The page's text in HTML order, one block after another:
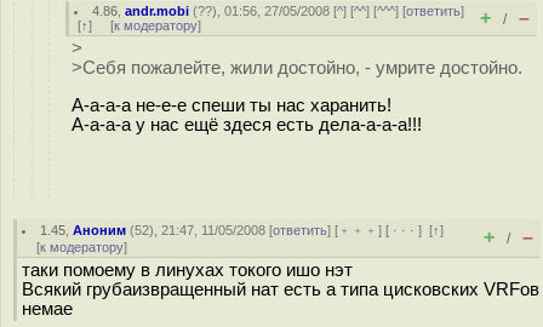
4.86 ,andr.mobi (??), 01:56, 27/05/2008 [^] [^^] [^^^] [ответить]
[↑] [к модератору] + / –
>
>Себя пожалейте, жили достойно, - умрите достойно.
А-а-а-а не-е-е спеши ты нас харанить!
А-а-а-а у нас ещё здеся есть дела-а-а-а!!!
1.45 ,Аноним (52), 21:47, 11/05/2008 [ответить] [ ﹢﹢﹢] [ · · ·][↑]
[к модератору] + / –
таки помоему в линухах токого ишо нэт
Всякий грубаизвращенный нат есть а типа цисковских VRFов
немае